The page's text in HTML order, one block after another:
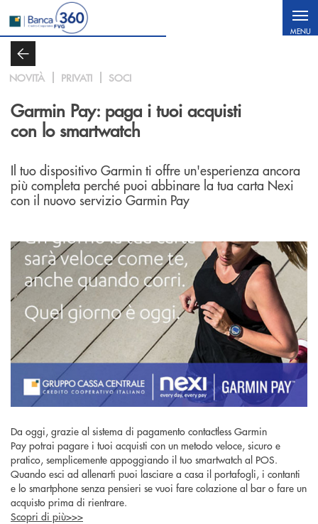
Salta al contenuto principale
MENU
NOVITÀ PRIVATI SOCI
Garmin Pay: paga i tuoi acquisti
con lo smartwatch
Il tuo dispositivo Garmin ti offre un'esperienza ancora
più completa perché puoi abbinare la tua carta Nexi
con il nuovo servizio Garmin Pay
Da oggi, grazie al sistema di pagamento contactless Garmin
Pay potrai pagare i tuoi acquisti con un metodo veloce, sicuro e
pratico, semplicemente appoggiando il tuo smartwatch al POS.
Quando esci ad allenarti puoi lasciare a casa il portafogli, i contanti
e lo smartphone senza pensieri se vuoi fare colazione al bar o fare un
acquisto prima di rientrare.
Scopri di più>>>